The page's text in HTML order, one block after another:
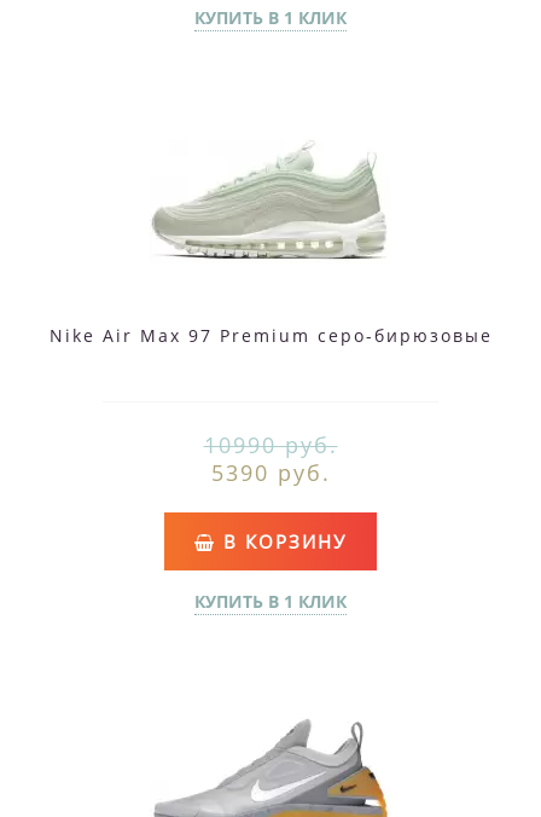
КУПИТЬ В 1 КЛИК
Nike Air Max 97 Premium серо-бирюзовые
10990 руб.
5390 руб.
В КОРЗИНУ
КУПИТЬ В 1 КЛИК